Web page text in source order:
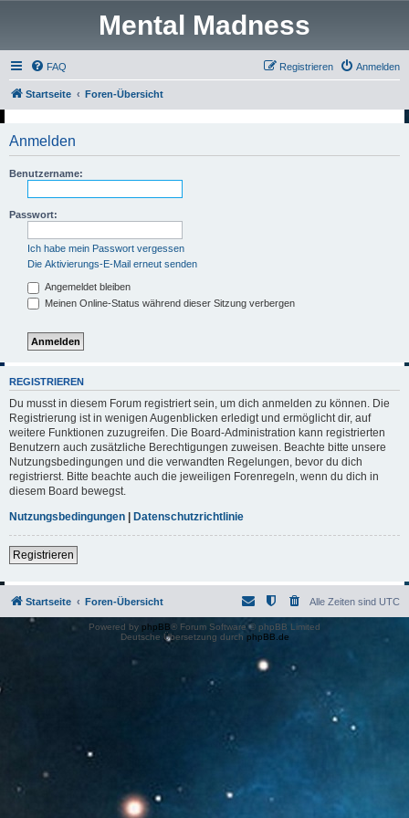
Mental Madness
FAQ Anmelden
Registrieren
Startseite Foren-Übersicht
Anmelden
Benutzername:
Passwort:
Ich habe mein Passwort vergessen
Die Aktivierungs-E-Mail erneut senden
Angemeldet bleiben
Meinen Online-Status während dieser Sitzung verbergen
REGISTRIEREN
Du musst in diesem Forum registriert sein, um dich anmelden zu können. Die
Registrierung ist in wenigen Augenblicken erledigt und ermöglicht dir, auf
weitere Funktionen zuzugreifen. Die Board-Administration kann registrierten
Benutzern auch zusätzliche Berechtigungen zuweisen. Beachte bitte unsere
Nutzungsbedingungen und die verwandten Regelungen, bevor du dich
registrierst. Bitte beachte auch die jeweiligen Forenregeln, wenn du dich in
diesem Board bewegst.
Nutzungsbedingungen | Datenschutzrichtlinie
Registrieren
Startseite Foren-Übersicht Alle Zeiten sind UTC
Powered by phpBB® Forum Software © phpBB Limited
Deutsche Übersetzung durch phpBB.de